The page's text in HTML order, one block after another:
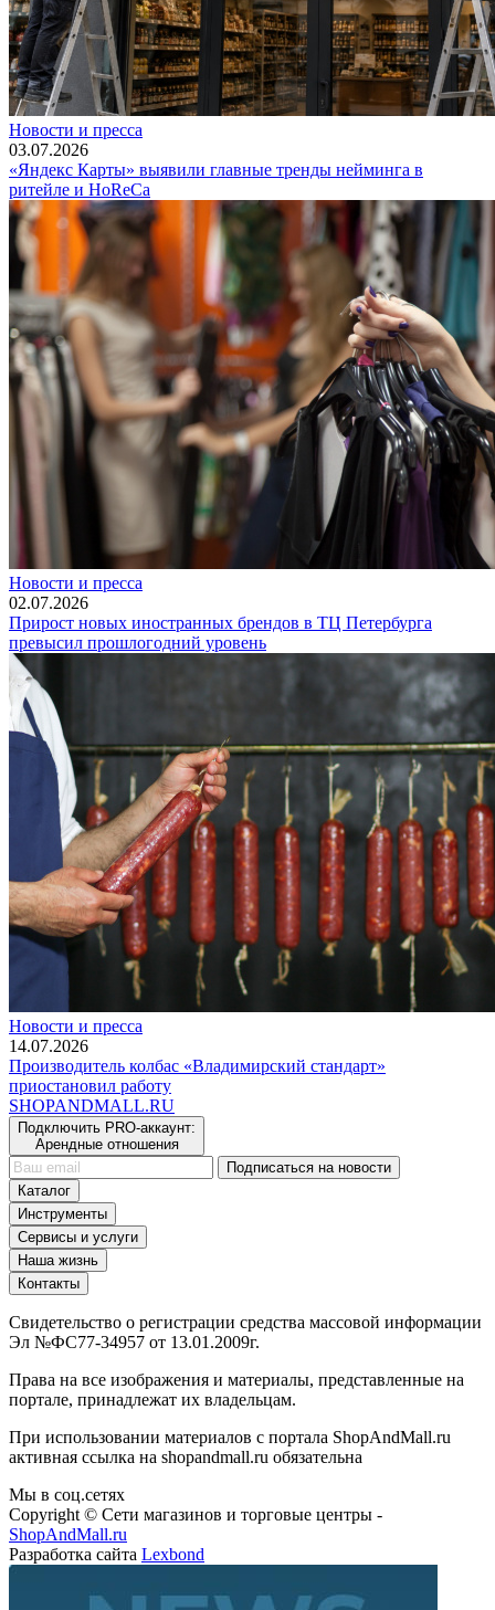
Новости и пресса
03.07.2026
«Яндекс Карты» выявили главные тренды нейминга в
ритейле и HoReCa
Новости и пресса
02.07.2026
Прирост новых иностранных брендов в ТЦ Петербурга
превысил прошлогодний уровень
Новости и пресса
14.07.2026
Производитель колбас «Владимирский стандарт»
приостановил работу
SHOPANDMALL.RU
Подключить PRO-аккаунт:
Арендные отношения
Подписаться на новости
Каталог
Инструменты
Сервисы и услуги
Наша жизнь
Контакты
Свидетельство о регистрации средства массовой информации
Эл №ФС77-34957 от 13.01.2009г.
Права на все изображения и материалы, представленные на
портале, принадлежат их владельцам.
При использовании материалов с портала ShopAndMall.ru
активная ссылка на shopandmall.ru обязательна
Мы в соц.сетях
Copyright © Сети магазинов и торговые центры -
ShopAndMall.ru
Разработка сайта Lexbond